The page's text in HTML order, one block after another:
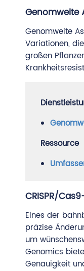
Genomweite
Genomweite
Variationen,
großen
Ressource
CRISPR/
Eines der
präzise
um
Genomics
Genauigkeit